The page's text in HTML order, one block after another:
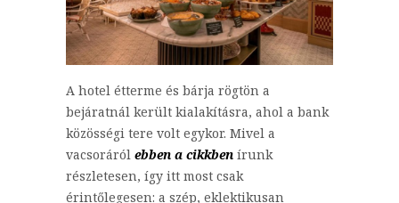
A hotel étterme és bárja rögtön a
bejáratnál került kialakításra, ahol a bank
közösségi tere volt egykor. Mivel a
vacsoráról ebben a cikkben írunk
részletesen, így itt most csak
érintőlegesen: a szép, eklektikusan